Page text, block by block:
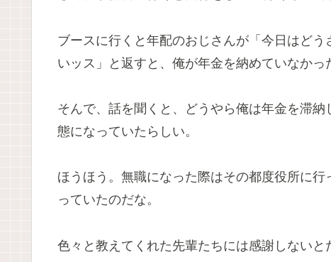
ブースに行くと年配のおじさんが「今日はど
いッス」と返すと、俺が年金を納めていなかっ
そんで、話を聞くと、どうやら俺は年金を滞
態になっていたらしい。
ほうほう。無職になった際はその都度役所に
っていたのだな。
色々と教えてくれた先輩たちには感謝しないと